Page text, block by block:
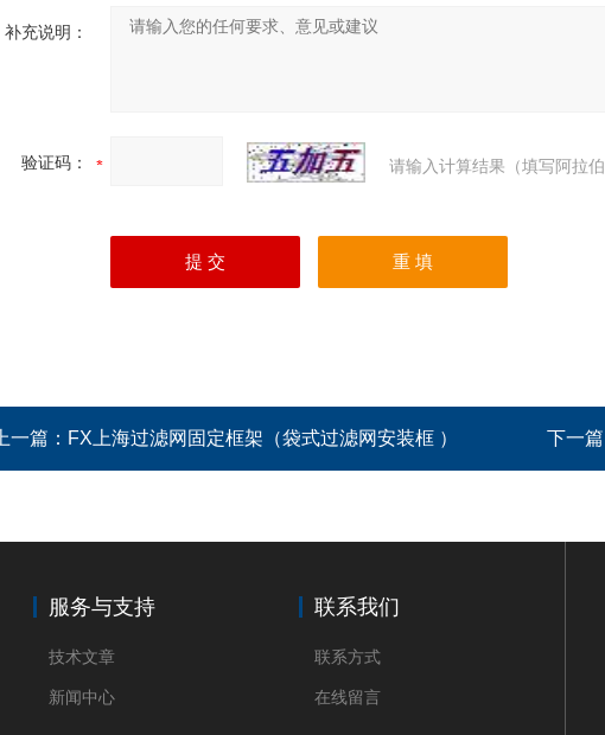
补充说明：
验证码： 请输入计算结果（填写阿拉
上一篇： FX上海过滤网固定框架（袋式过滤网安装框 ） 下一篇
服务与支持
技术文章
新闻中心
联系我们
联系方式
在线留言